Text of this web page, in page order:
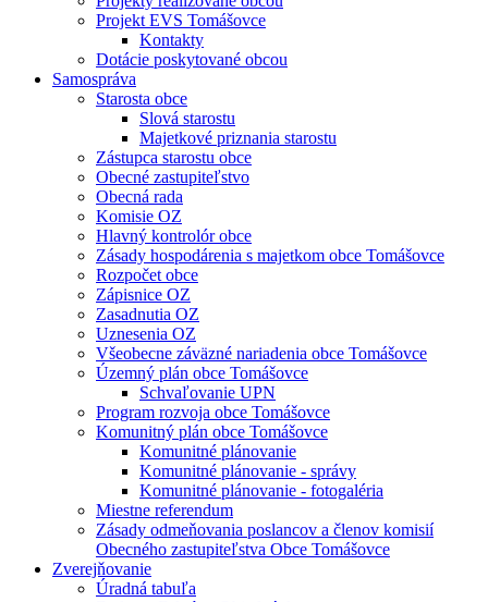
Projekt EVS Tomášovce
Kontakty
Dotácie poskytované obcou
Samospráva
Starosta obce
Slová starostu
Majetkové priznania starostu
Zástupca starostu obce
Obecné zastupiteľstvo
Obecná rada
Komisie OZ
Hlavný kontrolór obce
Zásady hospodárenia s majetkom obce Tomášovce
Rozpočet obce
Zápisnice OZ
Zasadnutia OZ
Uznesenia OZ
Všeobecne záväzné nariadenia obce Tomášovce
Územný plán obce Tomášovce
Schvaľovanie UPN
Program rozvoja obce Tomášovce
Komunitný plán obce Tomášovce
Komunitné plánovanie
Komunitné plánovanie - správy
Komunitné plánovanie - fotogaléria
Miestne referendum
Zásady odmeňovania poslancov a členov komisií
Obecného zastupiteľstva Obce Tomášovce
Zverejňovanie
Úradná tabuľa